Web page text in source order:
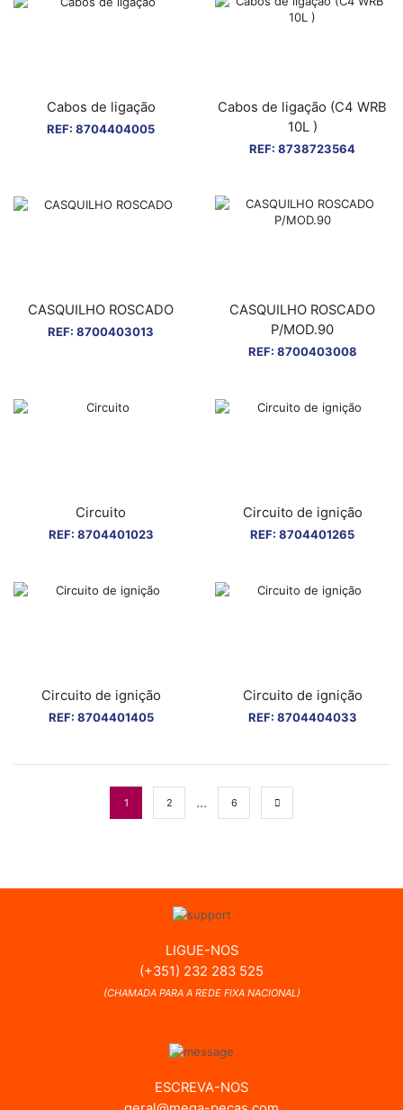
Cabos de ligação
REF: 8704404005
Cabos de ligação (C4 WRB
10L )
REF: 8738723564
CASQUILHO ROSCADO
REF: 8700403013
CASQUILHO ROSCADO
P/MOD.90
REF: 8700403008
Circuito
REF: 8704401023
Circuito de ignição
REF: 8704401265
Circuito de ignição
REF: 8704401405
Circuito de ignição
REF: 8704404033
1 2 … 6
LIGUE-NOS
(+351) 232 283 525
(CHAMADA PARA A REDE FIXA NACIONAL)
ESCREVA-NOS